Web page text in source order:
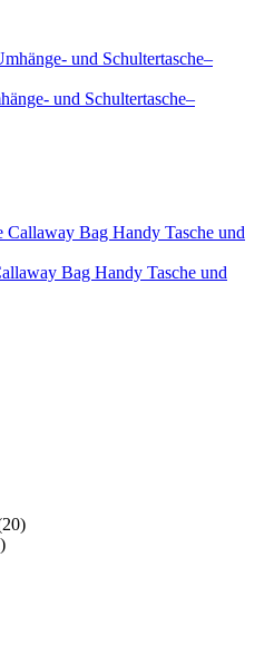
und Schultertasche–
Bag Handy Tasche und